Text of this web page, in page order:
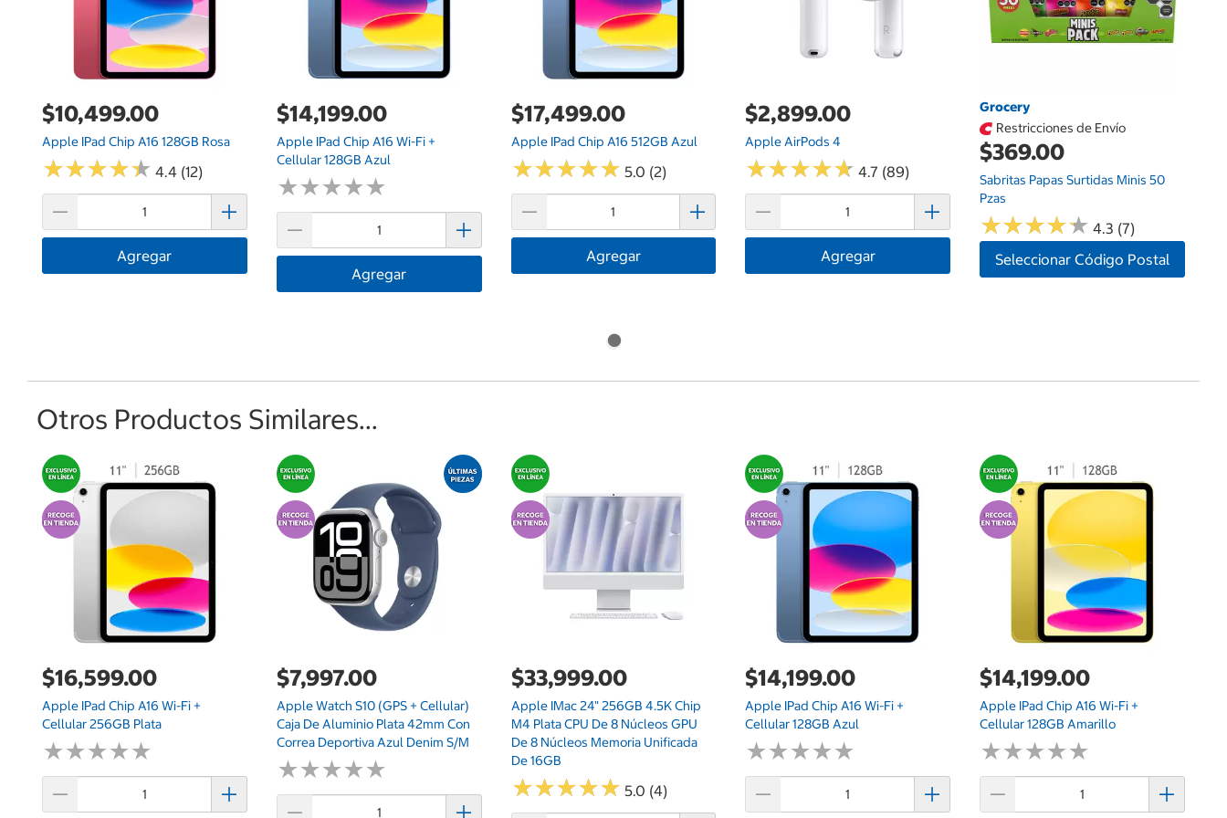
$10,499.00
Apple IPad Chip A16 128GB Rosa
★★★★★
★★★★★ 4.4 (12)
Agregar
$14,199.00
Apple IPad Chip A16 Wi-Fi +
Cellular 128GB Azul
★★★★★
★★★★★
Agregar
$17,499.00
Apple IPad Chip A16 512GB Azul
★★★★★
★★★★★ 5.0 (2)
Agregar
$2,899.00
Apple AirPods 4
★★★★★
★★★★★ 4.7 (89)
Agregar
Grocery
Restricciones de Envío
$369.00
Sabritas Papas Surtidas Minis 50
Pzas
★★★★★
★★★★★ 4.3 (7)
Seleccionar Código Postal
Otros Productos Similares...
$16,599.00
Apple IPad Chip A16 Wi-Fi +
Cellular 256GB Plata
★★★★★
★★★★★
$7,997.00
Apple Watch S10 (GPS + Cellular)
Caja De Aluminio Plata 42mm Con
Correa Deportiva Azul Denim S/M
★★★★★
★★★★★
$33,999.00
Apple IMac 24" 256GB 4.5K Chip
M4 Plata CPU De 8 Núcleos GPU
De 8 Núcleos Memoria Unificada
De 16GB
★★★★★
★★★★★ 5.0 (4)
$14,199.00
Apple IPad Chip A16 Wi-Fi +
Cellular 128GB Azul
★★★★★
★★★★★
$14,199.00
Apple IPad Chip A16 Wi-Fi +
Cellular 128GB Amarillo
★★★★★
★★★★★